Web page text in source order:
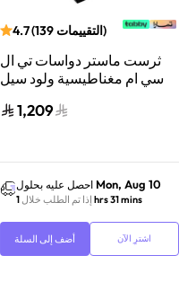
4.7(139 التقييمات)
ثرست ماستر دواسات تي ال
سي ام مغناطيسية ولود سيل
بلايستيشن 4/اكس بوكس ون
1,209
احصل عليه بحلول Mon, Aug 10
إذا تم الطلب خلال 1 hrs 31 mins
أضف إلى السلة اشترِ الآن